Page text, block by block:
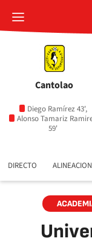
Cantolao
Diego Ramírez 43',
Alonso Tamariz
59'
DIRECTO